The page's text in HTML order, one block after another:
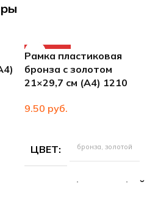
ПРОДАНО
Рамка пластиковая
бронза с золотом
21×29,7 см (А4) 1210
руб.
ЦВЕТ бронза, золотой
РАЗМЕР ФОТОГРАФИЙ